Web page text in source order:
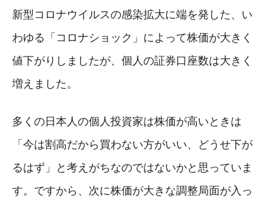
新型コロナウイルスの感染拡大に端を発した、い
わゆる「コロナショック」によって株価が大きく
値下がりしましたが、個人の証券口座数は大きく
増えました。
多くの日本人の個人投資家は株価が高いときは
「今は割高だから買わない方がいい、どうせ下が
るはず」と考えがちなのではないかと思っていま
す。ですから、次に株価が大きな調整局面が入っ